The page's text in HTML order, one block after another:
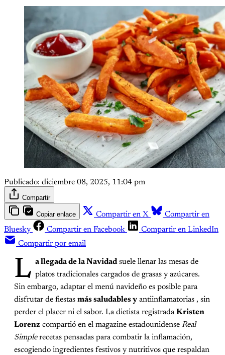
Publicado: diciembre 08, 2025, 11:04 pm
Compartir
Copiar enlace Compartir en X
Compartir en
Bluesky
Compartir en Facebook
Compartir en LinkedIn
Compartir por email
L a llegada de la Navidadsuele llenar las mesas de
platos tradicionales cargados de grasas y azúcares.
Sin embargo, adaptar el menú navideño es posible para
disfrutar de fiestas más saludables y antiinflamatorias , sin
perder el placer ni el sabor. La dietista registradaKristen
Lorenz compartió en el magazine estadounidense Real
Simplerecetas pensadas para combatir la inflamación,
escogiendo ingredientes festivos y nutritivos que respaldan